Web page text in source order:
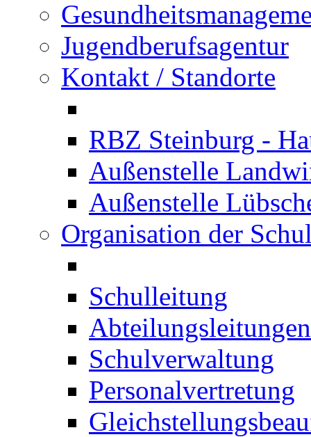
Jugendberufsagentur
Kontakt / Standorte
RBZ Steinburg -
Außenstelle
Außenstelle
Organisation der
Schulleitung
Abteilungsleitungen
Schulverwaltung
Personalvertretung